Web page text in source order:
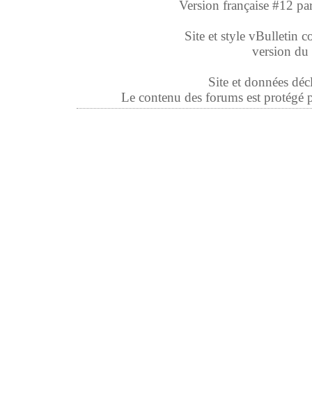
Version française #12
Site et style vBulletin
version
Site et données
Le contenu des forums est protégé